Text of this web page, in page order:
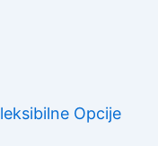
Opcije